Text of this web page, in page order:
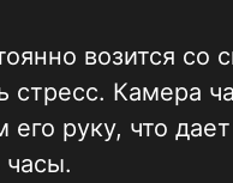
возится со
стресс. Камера
руку, что дает
часы.